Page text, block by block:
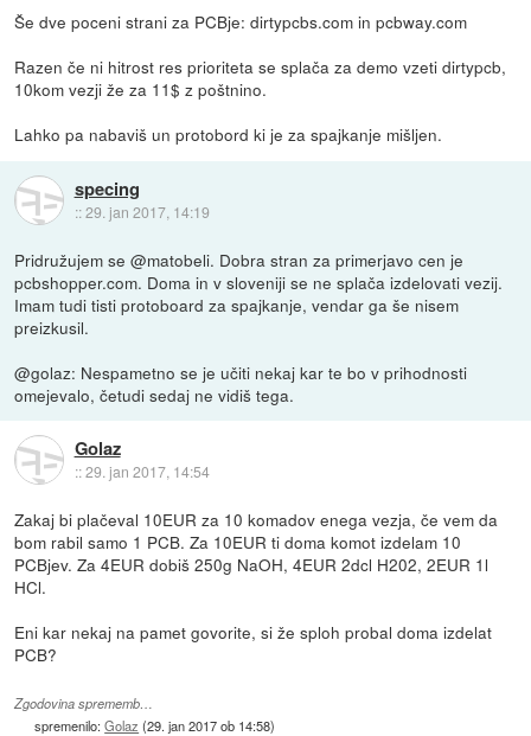
Še dve poceni strani za PCBje: dirtypcbs.com in pcbway.com
Razen če ni hitrost res prioriteta se splača za demo vzeti dirtypcb,
10kom vezji že za 11$ z poštnino.
Lahko pa nabaviš un protobord ki je za spajkanje mišljen.
specing
::29. jan 2017, 14:19
Pridružujem se @matobeli. Dobra stran za primerjavo cen je
pcbshopper.com. Doma in v sloveniji se ne splača izdelovati vezij.
Imam tudi tisti protoboard za spajkanje, vendar ga še nisem
preizkusil.
@golaz: Nespametno se je učiti nekaj kar te bo v prihodnosti
omejevalo, četudi sedaj ne vidiš tega.
Golaz
::29. jan 2017, 14:54
Zakaj bi plačeval 10EUR za 10 komadov enega vezja, če vem da
bom rabil samo 1 PCB. Za 10EUR ti doma komot izdelam 10
PCBjev. Za 4EUR dobiš 250g NaOH, 4EUR 2dcl H202, 2EUR 1l
HCl.
Eni kar nekaj na pamet govorite, si že sploh probal doma izdelat
PCB?
Zgodovina sprememb…
spremenilo:Golaz (29. jan 2017 ob 14:58)